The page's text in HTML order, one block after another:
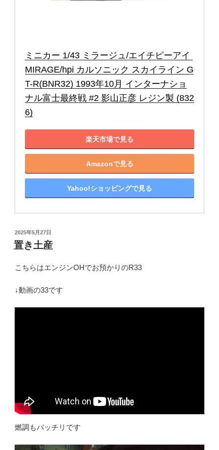
ミニカー 1/43 ミラージュ/エイチピーアイ
MIRAGE/hpi カルソニック スカイライン G
T-R(BNR32) 1993年10月 インターナショ
ナル富士最終戦 #2 影山正彦 レジン製 (832
6)
楽天市場で見る
Amazonで見る
Yahoo!ショッピングで見る
投
稿
日:
2025年5月27日
置き土産
こちらはエンジンOHでお預かりのR33
↓動画の33です
燃調もバッチリです